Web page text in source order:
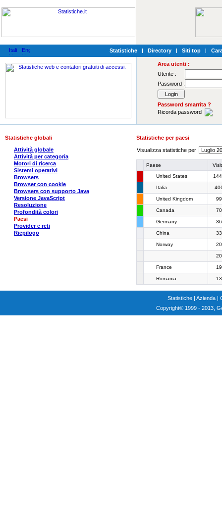
Statistiche | Directory | Siti top |
Area utenti :
Utente :
Password :
Password smarrita ?
Ricorda password
Statistiche globali
Attività globale
Attività per categoria
Motori di ricerca
Sistemi operativi
Browsers
Browser con cookie
Browsers con supporto Java
Versione JavaScript
Resoluzione
Profondità colori
Paesi
Provider e reti
Riepilogo
Statistiche per paesi
Visualizza statistiche per
Paese
United States
Italia
United Kingdom 99
Canada 70
Germany 36
China 33
Norway 20
20
France 19
Romania 13
Statistiche | Azienda |
Copyright© 1999 - 2013,